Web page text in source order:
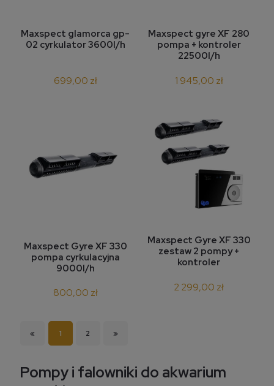
Maxspect glamorca gp-
02 cyrkulator 3600l/h
699,00 zł
Maxspect gyre XF 280
pompa + kontroler
22500l/h
1 945,00 zł
Maxspect Gyre XF 330
pompa cyrkulacyjna
9000l/h
800,00 zł
Maxspect Gyre XF 330
zestaw 2 pompy +
kontroler
2 299,00 zł
« 1 2 »
Pompy i falowniki do akwarium